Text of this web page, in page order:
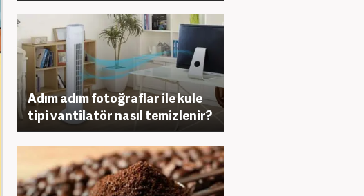
Adım adım fotoğraflar ile kule
tipi vantilatör nasıl temizlenir?